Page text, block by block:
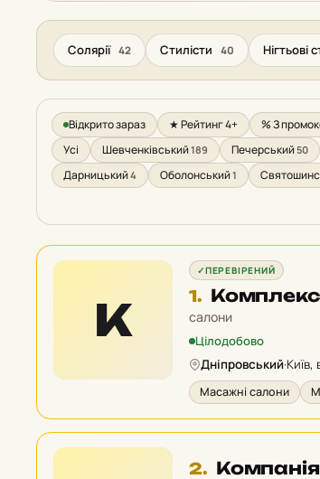
Солярії 42 Стилісти 40 Нігтьові
Відкрито зараз ★ Рейтинг 4+ % З
Усі Шевченківський189 Печерський50
Дарницький4 Оболонський1
К
✓ПЕРЕВІРЕНИЙ
1. Місце
1
у
рейтингу:
салони
Цілодобово
Дніпровський·Київ,
Масажні салони
2. Місце